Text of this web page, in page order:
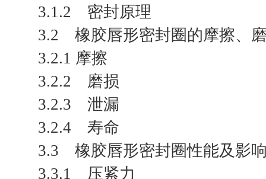
3.1.2 密封原理
3.2 橡胶唇形密封圈的摩擦、
3.2.1 摩擦
3.2.2 磨损
3.2.3 泄漏
3.2.4 寿命
3.3 橡胶唇形密封圈性能及影
3.3.1 压紧力